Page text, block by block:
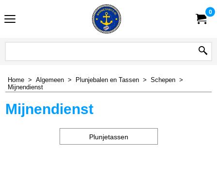
0
Home > Algemeen > Plunjebalen en Tassen > Schepen >
Mijnendienst
Mijnendienst
Plunjetassen